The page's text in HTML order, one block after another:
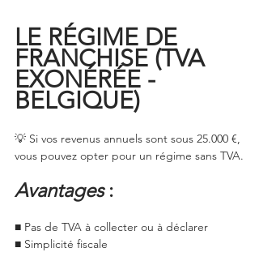
LE RÉGIME DE
FRANCHISE (TVA
EXONÉRÉE -
BELGIQUE)
💡 Si vos revenus annuels sont sous 25.000 €,
vous pouvez opter pour un régime sans TVA.
Avantages :
■ Pas de TVA à collecter ou à déclarer
■ Simplicité fiscale